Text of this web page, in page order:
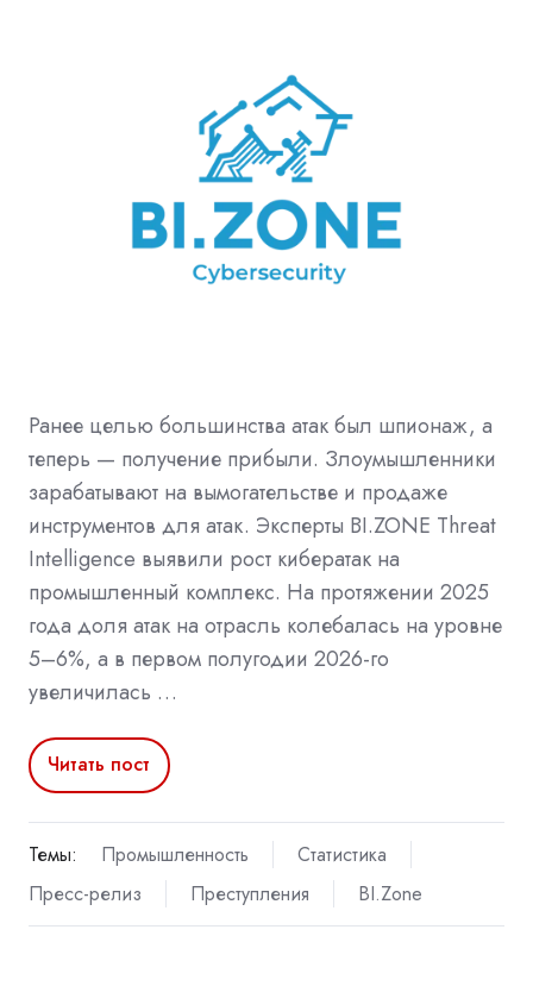
Ранее целью большинства атак был шпионаж, а
теперь — получение прибыли. Злоумышленники
зарабатывают на вымогательстве и продаже
инструментов для атак. Эксперты BI.ZONE Threat
Intelligence выявили рост кибератак на
промышленный комплекс. На протяжении 2025
года доля атак на отрасль колебалась на уровне
5–6%, а в первом полугодии 2026-го
увеличилась …
Читать пост
Темы: Промышленность
Статистика
Пресс-релиз
Преступления BI.Zone